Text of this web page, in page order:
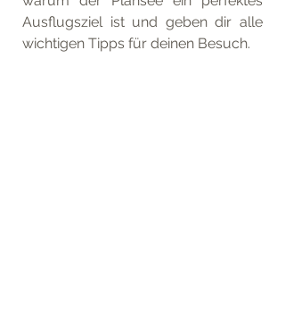
Ausflugsziel ist und geben dir alle
wichtigen Tipps für deinen Besuch.